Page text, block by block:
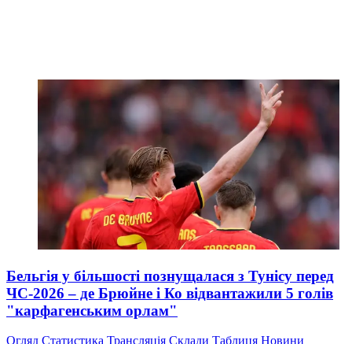
Бельгія у більшості познущалася з Тунісу перед
ЧС-2026 – де Брюйне і Ко відвантажили 5 голів
"карфагенським орлам"
Огляд Статистика Трансляція Склади Таблиця Новини